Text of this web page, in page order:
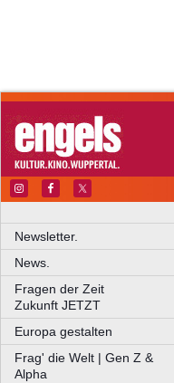
Newsletter.
News.
Fragen der Zeit
Zukunft JETZT
Europa gestalten
Frag' die Welt | Gen Z &
Alpha